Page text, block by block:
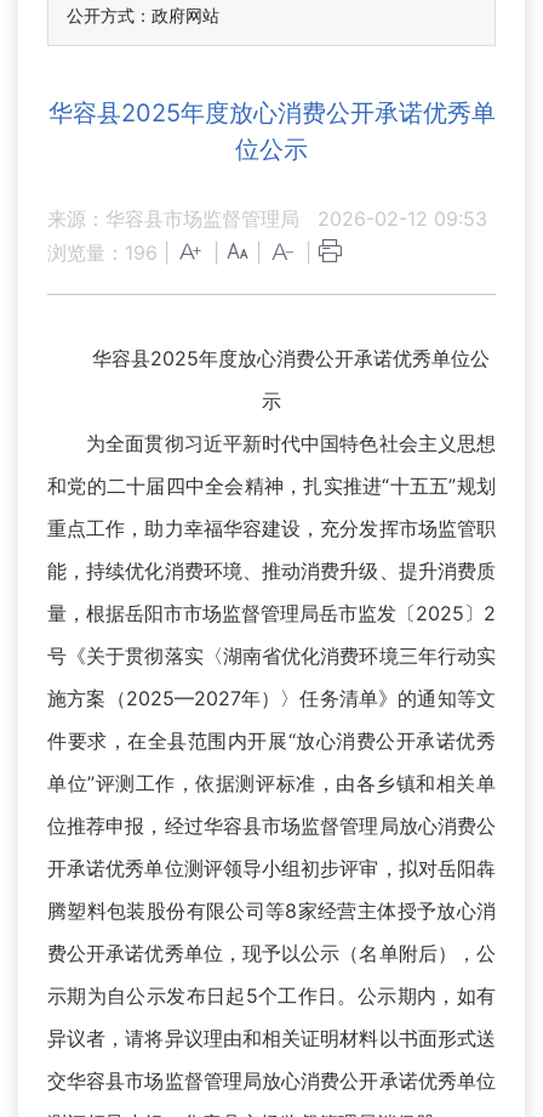
公开方式：政府网站
华容县2025年度放心消费公开承诺优秀单
位公示
来源：华容县市场监督管理局
2026-02-12 09:53
浏览量： 196
华容县2025年度放心消费公开承诺优秀单位公
示
为全面贯彻习近平新时代中国特色社会主义思想
和党的二十届四中全会精神，扎实推进“十五五”规划
重点工作，助力幸福华容建设，充分发挥市场监管职
能，持续优化消费环境、推动消费升级、提升消费质
量，根据岳阳市市场监督管理局岳市监发〔2025〕2
号《关于贯彻落实〈湖南省优化消费环境三年行动实
施方案（2025—2027年）〉任务清单》的通知等文
件要求，在全县范围内开展“放心消费公开承诺优秀
单位”评测工作，依据测评标准，由各乡镇和相关单
位推荐申报，经过华容县市场监督管理局放心消费公
开承诺优秀单位测评领导小组初步评审，拟对岳阳犇
腾塑料包装股份有限公司等8家经营主体授予放心消
费公开承诺优秀单位，现予以公示（名单附后），公
示期为自公示发布日起5个工作日。公示期内，如有
异议者，请将异议理由和相关证明材料以书面形式送
交华容县市场监督管理局放心消费公开承诺优秀单位